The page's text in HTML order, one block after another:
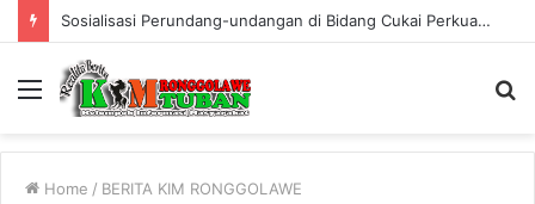
Warung Bambu di Jalan Raya Kerek Terbakar, Kerugian Ditaksir Rp30 Juta
Menu
Home / BERITA KIM RONGGOLAWE